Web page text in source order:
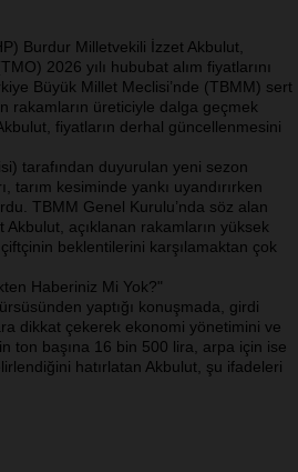
Burdur Milletvekili İzzet Akbulut,
2026 yılı hububat alım fiyatlarını
Büyük Millet Meclisi’nde (TBMM) sert
rakamların üreticiyle dalga geçmek
fiyatların derhal güncellenmesini
tarafından duyurulan yeni sezon
tarım kesiminde yankı uyandırırken
TBMM Genel Kurulu’nda söz alan
açıklanan rakamların yüksek
beklentilerini karşılamaktan çok
Haberiniz Mi Yok?"
yaptığı konuşmada, girdi
dikkat çekerek ekonomi yönetimini ve
ton başına 16 bin 500 lira, arpa için ise
hatırlatan Akbulut, şu ifadeleri